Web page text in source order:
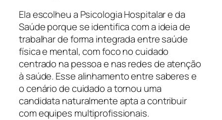
Ela escolheu a Psicologia Hospitalar e da
Saúde porque se identifica com a ideia de
trabalhar de forma integrada entre saúde
física e mental, com foco no cuidado
centrado na pessoa e nas redes de atenção
à saúde. Esse alinhamento entre saberes e
o cenário de cuidado a tornou uma
candidata naturalmente apta a contribuir
com equipes multiprofissionais.